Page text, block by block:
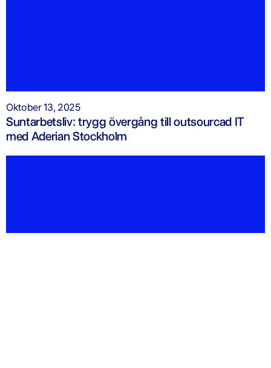
Oktober 13, 2025
Suntarbetsliv: trygg övergång till outsourcad IT
med Aderian Stockholm